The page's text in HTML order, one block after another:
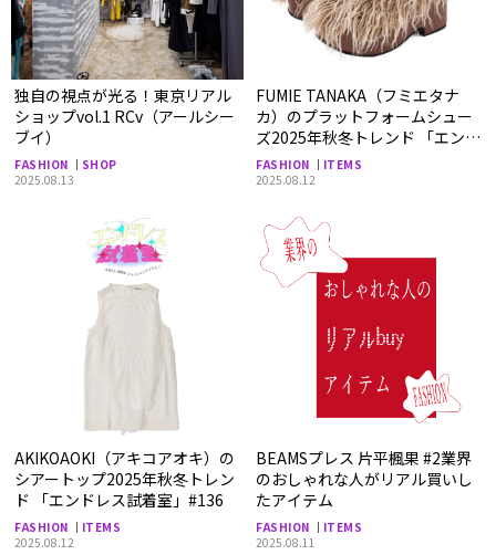
独自の視点が光る！東京リアル
ショップvol.1 RCv（アールシー
ブイ）
FASHION
SHOP
2025.08.13
FUMIE TANAKA（フミエタナ
カ）のプラットフォームシュー
ズ2025年秋冬トレンド 「エンド
レス試着室」#137
FASHION
ITEMS
2025.08.12
AKIKOAOKI（アキコアオキ）の
シアートップ2025年秋冬トレン
ド 「エンドレス試着室」#136
FASHION
ITEMS
2025.08.12
BEAMSプレス 片平楓果 #2業界
のおしゃれな人がリアル買いし
たアイテム
FASHION
ITEMS
2025.08.11